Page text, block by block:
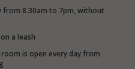
from 8.30am to 7pm, without
a leash
is open every day from